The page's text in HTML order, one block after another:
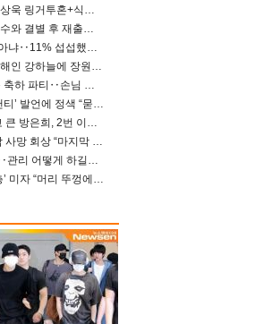
차예련, ‘김부장’ 주상욱 링거투혼+식스팩 비화 “옷 벗는데 아저씨는 안 된다고”(차장금)
‘나솔사계’ 국화, 경수와 결별 후 재출연…첫인상 3표 몰표
‘김부장’이 문제가 아냐‥11% 섭섭했던 ‘재벌X형사2’ 돈·빽 총동원해 컴백 [TV보고서]
원작이 뭐길래‥정해인 강하늘에 장원영까지 참여한 이 영화
이찬원, 황윤성 4등 축하 파티‥손님 모으려 블랙핑크 지수와 친한 척(편스토랑)[어제TV]
장윤정, 김경욱 ‘T팬티’ 발언에 정색 “묻지 않았는데, 그것도 성희롱”(장공장)
부친 가정폭력 보고 큰 방은희, 2번 이혼 후 잠수→母 고독사에 자책(특종세상)[어제TV]
차인표 동생 구강암 사망 회상 “마지막 순간 동생 손 잡아준 신애라, 두고두고 고마워” (신애라이프)
이지아, 48세 생일‥관리 어떻게 하길래 놀라운 동안 미모
‘SK하이닉스 275층’ 미자 “머리 뚜껑에서 사, 주식만 안 해도 돈 버는 것”